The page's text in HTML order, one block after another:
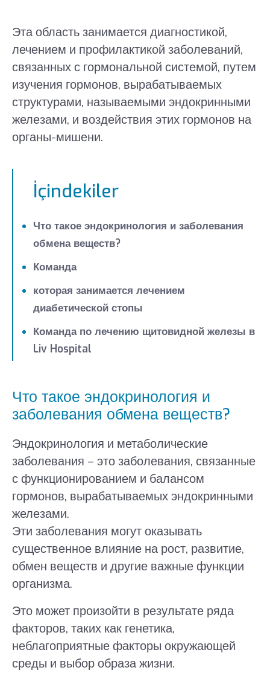
Эта область занимается диагностикой,
лечением и профилактикой заболеваний,
связанных с гормональной системой, путем
изучения гормонов, вырабатываемых
структурами, называемыми эндокринными
железами, и воздействия этих гормонов на
органы-мишени.
İçindekiler
Что такое эндокринология и заболевания
обмена веществ?
Команда
которая занимается лечением
диабетической стопы
Команда по лечению щитовидной железы в
Liv Hospital
Что такое эндокринология и
заболевания обмена веществ?
Эндокринология и метаболические
заболевания – это заболевания, связанные
с функционированием и балансом
гормонов, вырабатываемых эндокринными
железами.
Эти заболевания могут оказывать
существенное влияние на рост, развитие,
обмен веществ и другие важные функции
организма.
Это может произойти в результате ряда
факторов, таких как генетика,
неблагоприятные факторы окружающей
среды и выбор образа жизни.